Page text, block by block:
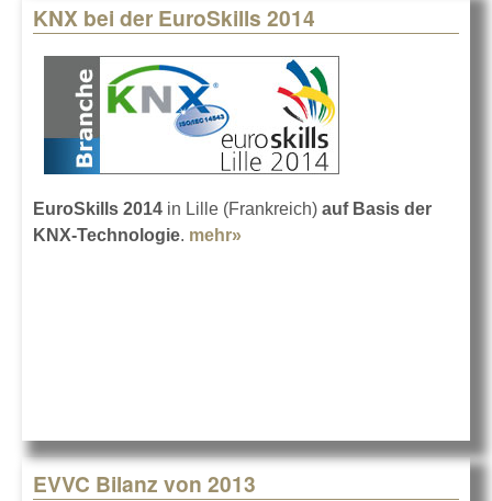
KNX bei der EuroSkills 2014
EuroSkills 2014 in Lille (Frankreich) auf Basis der
KNX-Technologie. mehr»
EVVC Bilanz von 2013